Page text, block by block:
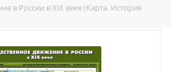
в России в XIX веке (Карта. История